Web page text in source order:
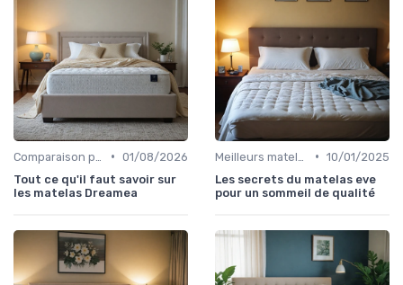
• 01/08/2026
Tout ce qu'il faut savoir sur
les matelas Dreamea
• 10/01/2025
Les secrets du matelas eve
pour un sommeil de qualité